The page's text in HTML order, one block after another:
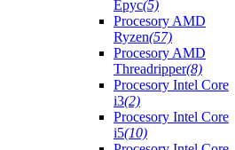
Epyc(5)
Procesory AMD
Ryzen(57)
Procesory AMD
Threadripper(8)
Procesory Intel Core
i3(2)
Procesory Intel Core
i5(10)